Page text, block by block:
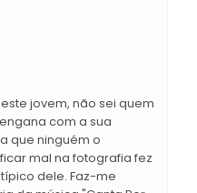
jovem, não sei quem
com a sua
que ninguém o
mal na fotografia fez
dele. Faz-me